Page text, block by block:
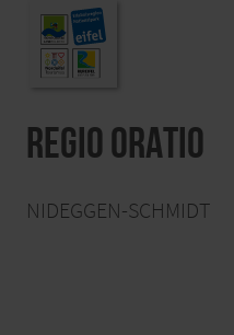
REGIO ORATIO
NIDEGGEN-SCHMIDT